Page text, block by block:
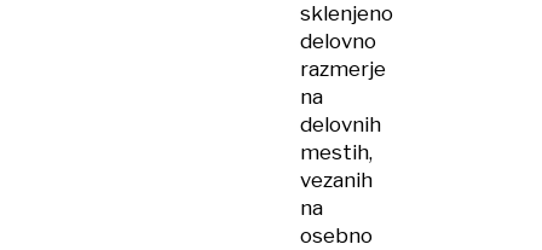
sklenjeno
delovno
razmerje
na
delovnih
mestih,
vezanih
na
osebno